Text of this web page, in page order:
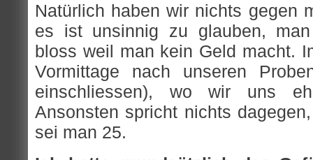
Natürlich haben wir nichts gegen
es ist unsinnig zu glauben,
bloss weil man kein Geld macht.
Vormittage nach unseren
einschliessen), wo wir uns
Ansonsten spricht nichts
sei man 25.